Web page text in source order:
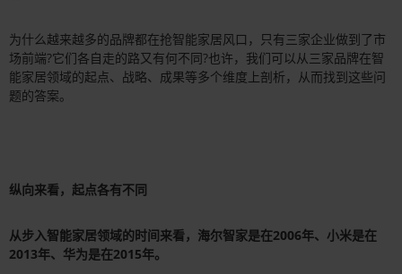
为什么越来越多的品牌都在抢智能家居风口，只有三家企业做到了市
场前端?它们各自走的路又有何不同?也许，我们可以从三家品牌在智
能家居领域的起点、战略、成果等多个维度上剖析，从而找到这些问
题的答案。
纵向来看，起点各有不同
从步入智能家居领域的时间来看，海尔智家是在2006年、小米是在
2013年、华为是在2015年。